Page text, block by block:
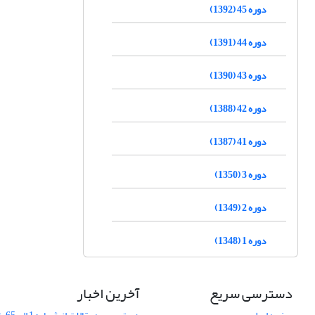
دوره 45 (1392)
دوره 44 (1391)
دوره 43 (1390)
دوره 42 (1388)
دوره 41 (1387)
دوره 3 (1350)
دوره 2 (1349)
دوره 1 (1348)
دسترسی سریع آخرین اخبار